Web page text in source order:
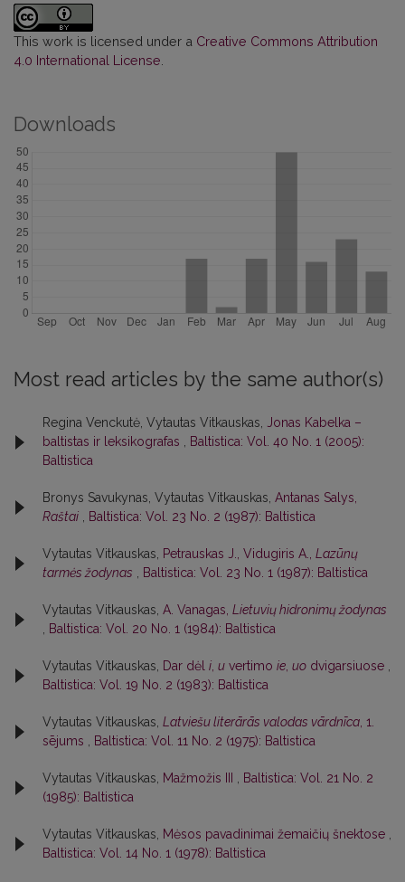
This work is licensed under a Creative Commons Attribution
4.0 International License
Downloads
Most read articles by the same author(s)
Regina Venckutė, Vytautas Vitkauskas, Jonas Kabelka –
baltistas ir leksikografas , Baltistica: Vol. 40 No. 1 (2005):
Baltistica
Bronys Savukynas, Vytautas Vitkauskas, Antanas Salys,
Raštai , Baltistica: Vol. 23 No. 2 (1987): Baltistica
Vytautas Vitkauskas, Petrauskas J., Vidugiris A., Lazūnų
tarmės žodynas , Baltistica: Vol. 23 No. 1 (1987): Baltistica
Vytautas Vitkauskas, A. Vanagas, Lietuvių hidronimų žodynas
, Baltistica: Vol. 20 No. 1 (1984): Baltistica
Vytautas Vitkauskas, Dar dėl i, u vertimo ie, uo dvigarsiuose ,
Baltistica: Vol. 19 No. 2 (1983): Baltistica
Vytautas Vitkauskas, Latviešu literārās valodas vārdnīca, 1.
sējums , Baltistica: Vol. 11 No. 2 (1975): Baltistica
Vytautas Vitkauskas, Mažmožis III , Baltistica: Vol. 21 No. 2
(1985): Baltistica
Vytautas Vitkauskas, Mėsos pavadinimai žemaičių šnektose ,
Baltistica: Vol. 14 No. 1 (1978): Baltistica